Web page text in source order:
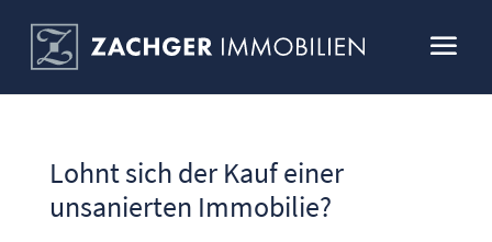
Lohnt sich der Kauf einer
unsanierten Immobilie?